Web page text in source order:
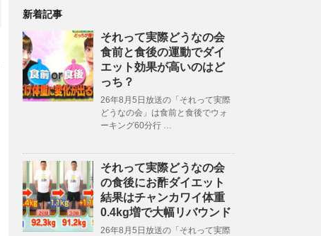
新着記事
それって実際どうなの会
食前と食後の運動でダイ
エット効果が高いのはど
っち？
26年8月5日放送の「それって実際
どうなの会」は食前と食後でウォ
ーキング60分行 …
それって実際どうなの会
の食後にお酢ダイエット
結果はチャンカワイ体重
0.4kg増で大幅リバウンド
26年8月5日放送の「それって実際